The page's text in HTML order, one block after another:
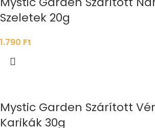
Szeletek 20g
1.790 Ft
Mystic Garden Szárított
Karikák 30g